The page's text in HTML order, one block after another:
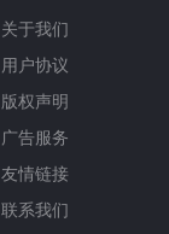
关于我们
用户协议
版权声明
广告服务
友情链接
联系我们